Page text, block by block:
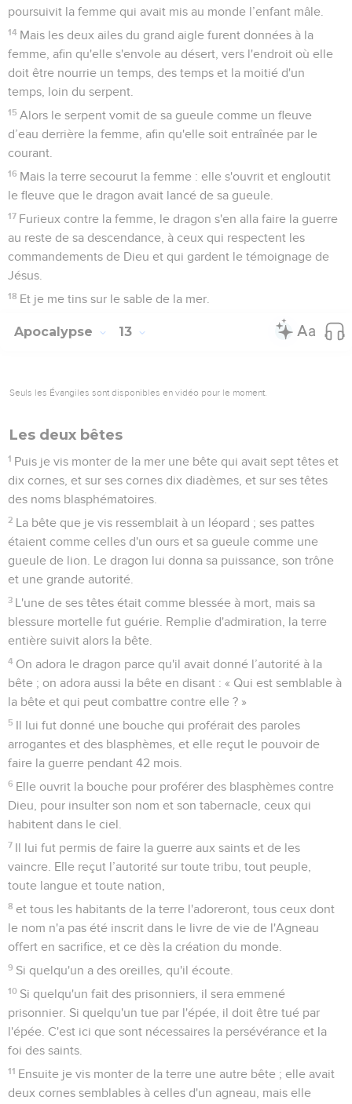
poursuivit la femme qui avait mis au monde l’enfant mâle.
14 Mais les deux ailes du grand aigle furent données à la
femme, afin qu'elle s'envole au désert, vers l'endroit où elle
doit être nourrie un temps, des temps et la moitié d'un
temps, loin du serpent.
15 Alors le serpent vomit de sa gueule comme un fleuve
d’eau derrière la femme, afin qu'elle soit entraînée par le
courant.
16 Mais la terre secourut la femme : elle s'ouvrit et engloutit
le fleuve que le dragon avait lancé de sa gueule.
17 Furieux contre la femme, le dragon s'en alla faire la guerre
au reste de sa descendance, à ceux qui respectent les
commandements de Dieu et qui gardent le témoignage de
Jésus.
18 Et je me tins sur le sable de la mer.
Apocalypse 13
Seuls les Évangiles sont disponibles en vidéo pour le moment.
Les deux bêtes
1 Puis je vis monter de la mer une bête qui avait sept têtes et
dix cornes, et sur ses cornes dix diadèmes, et sur ses têtes
des noms blasphématoires.
2 La bête que je vis ressemblait à un léopard ; ses pattes
étaient comme celles d'un ours et sa gueule comme une
gueule de lion. Le dragon lui donna sa puissance, son trône
et une grande autorité.
3 L'une de ses têtes était comme blessée à mort, mais sa
blessure mortelle fut guérie. Remplie d'admiration, la terre
entière suivit alors la bête.
4 On adora le dragon parce qu'il avait donné l’autorité à la
bête ; on adora aussi la bête en disant : « Qui est semblable à
la bête et qui peut combattre contre elle ? »
5 Il lui fut donné une bouche qui proférait des paroles
arrogantes et des blasphèmes, et elle reçut le pouvoir de
faire la guerre pendant 42 mois.
6 Elle ouvrit la bouche pour proférer des blasphèmes contre
Dieu, pour insulter son nom et son tabernacle, ceux qui
habitent dans le ciel.
7 Il lui fut permis de faire la guerre aux saints et de les
vaincre. Elle reçut l’autorité sur toute tribu, tout peuple,
toute langue et toute nation,
8 et tous les habitants de la terre l'adoreront, tous ceux dont
le nom n'a pas été inscrit dans le livre de vie de l'Agneau
offert en sacrifice, et ce dès la création du monde.
9 Si quelqu'un a des oreilles, qu'il écoute.
10 Si quelqu'un fait des prisonniers, il sera emmené
prisonnier. Si quelqu'un tue par l'épée, il doit être tué par
l'épée. C'est ici que sont nécessaires la persévérance et la
foi des saints.
11 Ensuite je vis monter de la terre une autre bête ; elle avait
deux cornes semblables à celles d'un agneau, mais elle